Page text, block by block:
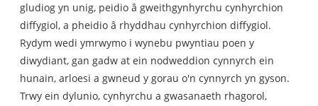
gludiog yn unig, peidio â gweithgynhyrchu cynhyrchion
diffygiol, a pheidio â rhyddhau cynhyrchion diffygiol.
Rydym wedi ymrwymo i wynebu pwyntiau poen y
diwydiant, gan gadw at ein nodweddion cynnyrch ein
hunain, arloesi a gwneud y gorau o'n cynnyrch yn gyson.
Trwy ein dylunio, cynhyrchu a gwasanaeth rhagorol,